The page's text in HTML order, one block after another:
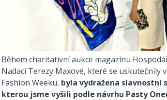
Během charitativní aukce magazínu
Nadaci Terezy Maxové, které se uskutečnily
Fashion Weeku, byla vydražena slavnostní
kterou jsme vyšili podle návrhu Pasty